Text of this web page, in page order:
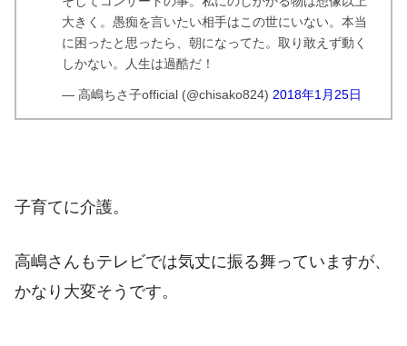
大きく。愚痴を言いたい相手はこの世にいない。本当
に困ったと思ったら、朝になってた。取り敢えず動く
しかない。人生は過酷だ！
— 高嶋ちさ子official (@chisako824) 2018年1月25日
子育てに介護。
高嶋さんもテレビでは気丈に振る舞っていますが、
かなり大変そうです。